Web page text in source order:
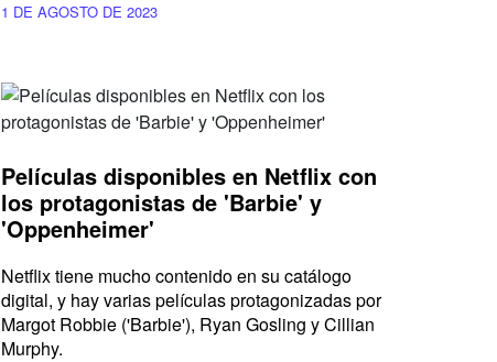
1 DE AGOSTO DE 2023
Películas disponibles en Netflix con
los protagonistas de 'Barbie' y
'Oppenheimer'
Netflix tiene mucho contenido en su catálogo
digital, y hay varias películas protagonizadas por
Margot Robbie ('Barbie'), Ryan Gosling y Cillian
Murphy.